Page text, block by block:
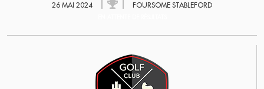
26 MAI 2024 FOURSOME STABLEFORD